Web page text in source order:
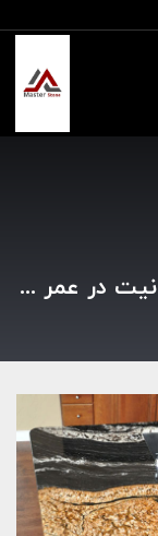
تأثیر مقاومت بالای سنگ‌های گرانیت در عمر طولانی پروژه‌های ساختمانی